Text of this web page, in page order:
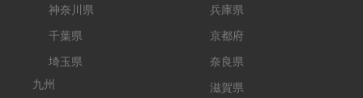
神奈川県
千葉県
埼玉県
九州
兵庫県
京都府
奈良県
滋賀県